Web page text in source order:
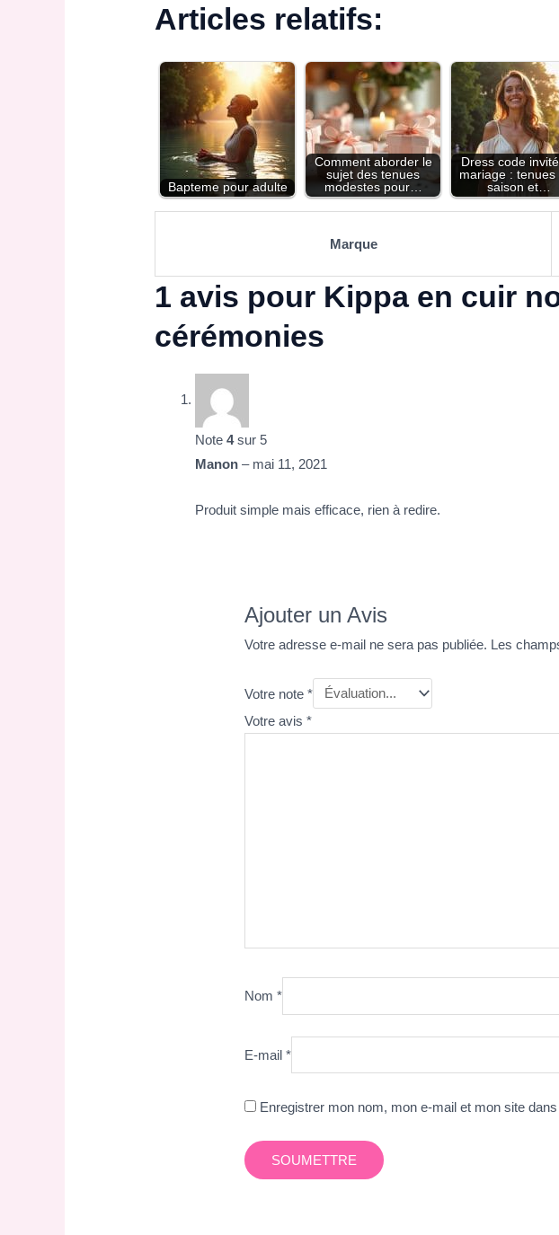
Articles relatifs:
Bapteme pour adulte
Comment aborder le
sujet des tenues
modestes pour…
Dress code
mariage : tenues
saison et…
Marque
1 avis pour Kippa en cuir
cérémonies
Note4sur 5
Manon– mai 11, 2021
Produit simple mais efficace, rien à redire.
Ajouter un Avis
Votre adresse e-mail ne sera pas publiée. Les
Votre note*
Votre avis*
Nom*
E-mail*
Enregistrer mon nom, mon e-mail et mon site